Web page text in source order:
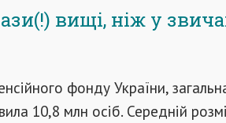
вищі, ніж у
фонду України,
10,8 млн осіб. Середній